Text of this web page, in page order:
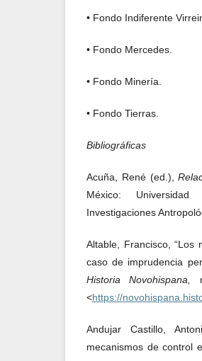
• Fondo Indiferente
• Fondo Mercedes.
• Fondo Minería.
• Fondo Tierras.
Bibliográficas
Acuña, René (ed.),
México:
Investigaciones
Altable, Francisco, “Los
caso de imprudencia
Historia Novohispana,
<https://
Andujar Castillo,
mecanismos de control